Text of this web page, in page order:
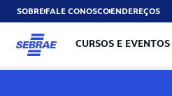
SOBREFALE CONOSCOENDEREÇOS
CURSOS E EVENTOS